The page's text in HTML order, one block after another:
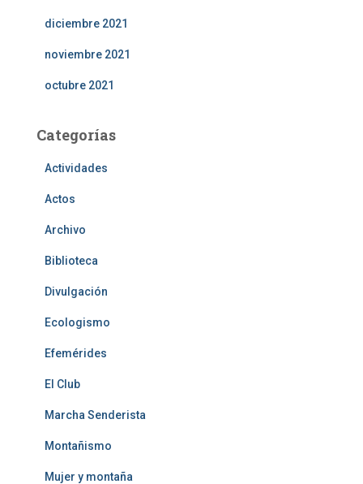
diciembre 2021
noviembre 2021
octubre 2021
Categorías
Actividades
Actos
Archivo
Biblioteca
Divulgación
Ecologismo
Efemérides
El Club
Marcha Senderista
Montañismo
Mujer y montaña